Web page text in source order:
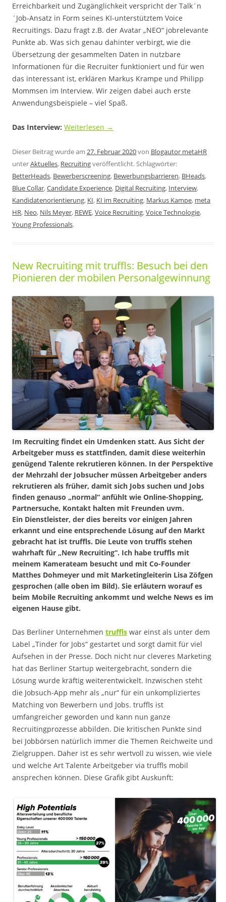
Erreichbarkeit und Zugänglichkeit verspricht der Talk´n
´Job-Ansatz in Form seines KI-unterstütztem Voice
Recruitings. Dazu fragt z.B. der Avatar „NEO“ jobrelevante
Punkte ab. Was sich genau dahinter verbirgt, wie die
Übersetzung der gesammelten Daten in nutzbare
Informationen für die Recruiter funktioniert und für wen
das interessant ist, erklären Markus Krampe und Philipp
Mommsen im Interview. Wir zeigen dabei auch erste
Anwendungsbeispiele – viel Spaß.
Das Interview: Weiterlesen →
Dieser Beitrag wurde am 27. Februar 2020von Blogautor metaHR
unterAktuelles, Recruitingveröffentlicht. Schlagwörter:
BetterHeads, Bewerberscreening, Bewerbungsbarrieren, BHeads,
Blue Collar,Candidate Experience, Digital Recruiting, Interview,
Kandidatenorientierung, KI, KI im Recruiting, Markus Kampe, meta
HR, Neo, Nils Meyer, REWE,Voice Recruiting,Voice Technologie,
Young Professionals.
New Recruiting mit truffls: Besuch bei den
Pionieren der mobilen Personalgewinnung
Im Recruiting findet ein Umdenken statt. Aus Sicht der
Arbeitgeber muss es stattfinden, damit diese weiterhin
genügend Talente rekrutieren können. In der Perspektive
der Mehrzahl der Jobsucher müssen Arbeitgeber anders
rekrutieren als früher, damit sich Jobs suchen und Jobs
finden genauso „normal“ anfühlt wie Online-Shopping,
Partnersuche, Kontakt halten mit Freunden uvm.
Ein Dienstleister, der dies bereits vor einigen Jahren
erkannt und eine entsprechende Lösung auf den Markt
gebracht hat ist truffls. Die Leute von truffls stehen
wahrhaft für „New Recruiting“. Ich habe truffls mit
meinem Kamerateam besucht und mit Co-Founder
Matthes Dohmeyer und mit Marketingleiterin Lisa Zöfgen
gesprochen (alle oben im Bild). Sie erläutern worauf es
beim Mobile Recruiting ankommt und welche News es im
eigenen Hause gibt.
Das Berliner Unternehmen truffls war einst als unter dem
Label „Tinder for Jobs“ gestartet und sorgt damit für viel
Aufsehen in der Presse. Doch nicht nur cleveres Marketing
hat das Berliner Startup weitergebracht, sondern die
Lösung wurde kräftig weiterentwickelt. Inzwischen steht
die Jobsuch-App mehr als „nur“ für ein unkompliziertes
Matching von Bewerbern und Jobs. truffls ist
umfangreicher geworden und kann nun ganze
Recruitingprozesse abbilden. Die kritischen Punkte sind
bei Jobbörsen natürlich immer die Themen Reichweite und
Zielgruppen. Daher ist es sehr wertvoll zu wissen, wie viele
und welche Art Talente Arbeitgeber via truffls mobil
ansprechen können. Diese Grafik gibt Auskunft: